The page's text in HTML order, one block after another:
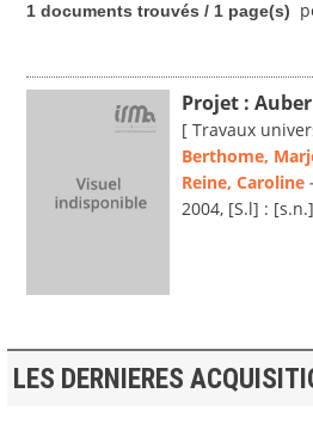
1 documents trouvés / 1 page(s)
Projet :
[ Travaux
Berthome,
Reine, Caroline -
2004, [S.l] :
LES DERNIERES